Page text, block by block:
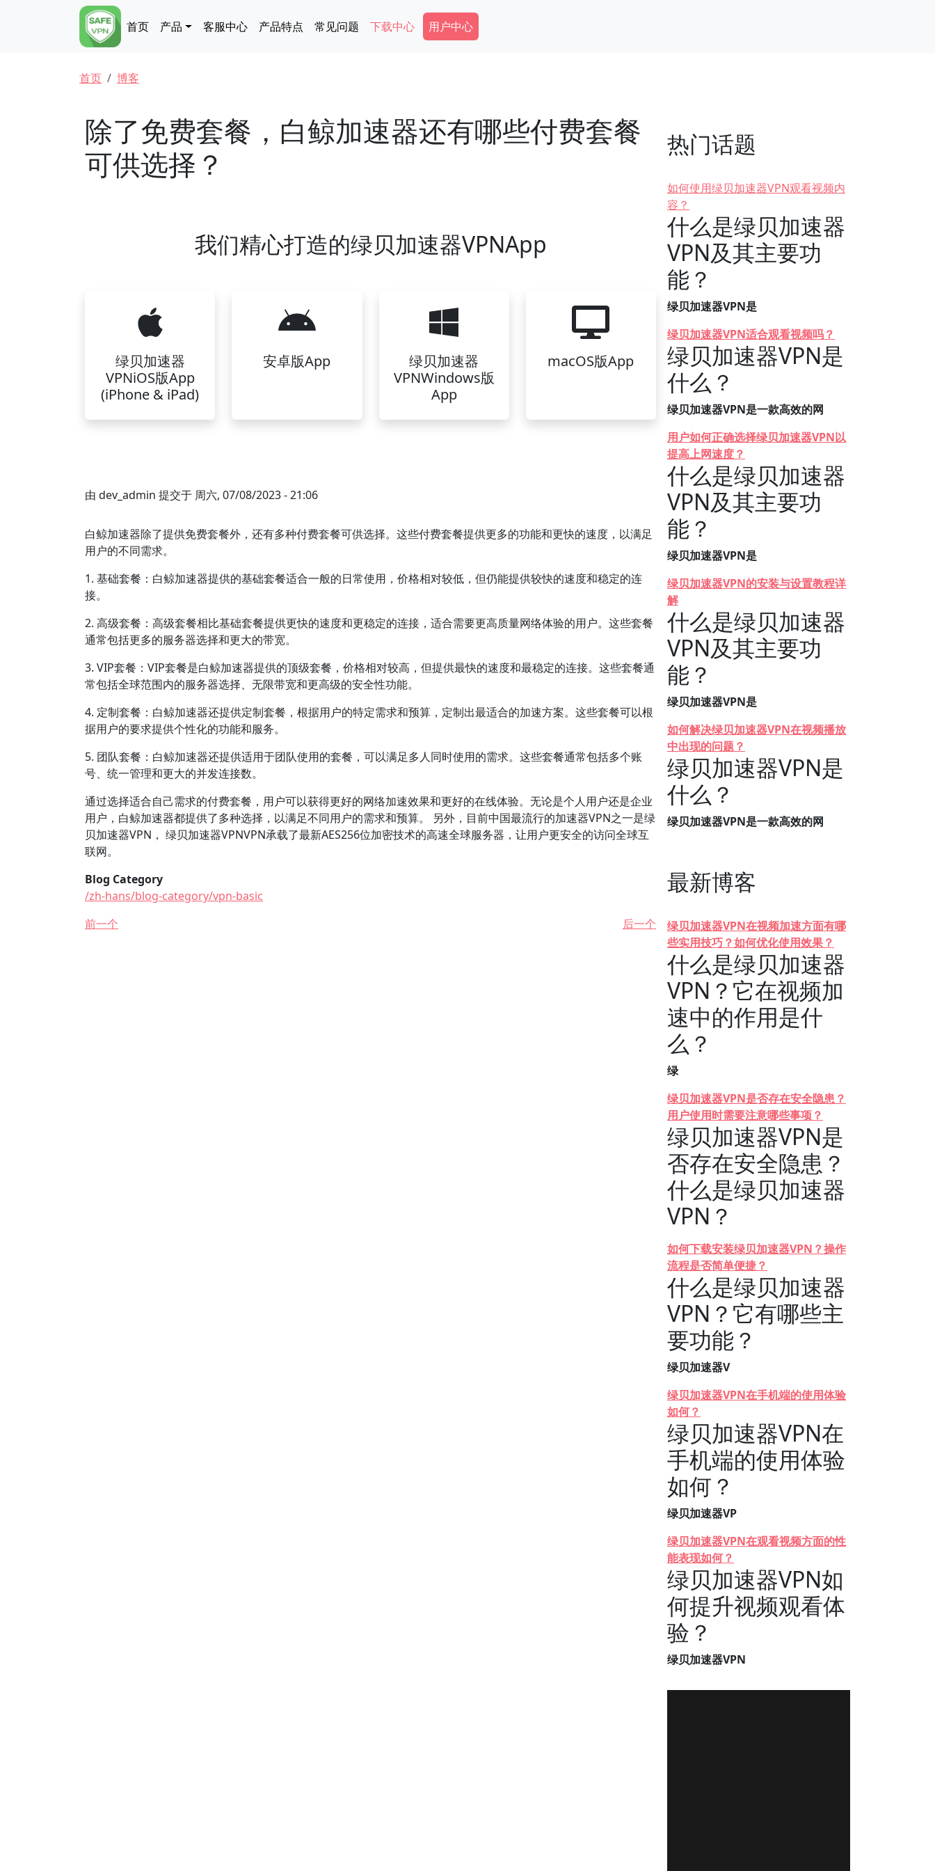
Main navigation
首页 产品 客服中心 产品特点 常见问题 下载中心 Secondary Menu
用户中心
面包屑
首页 博客
除了免费套餐，白鲸加速器还有哪些付费套餐
可供选择？
我们精心打造的绿贝加速器VPNApp
绿贝加速器
VPNiOS版App
(iPhone & iPad)
安卓版App
绿贝加速器
VPNWindows版
App
macOS版App
由 dev_admin 提交于 周六, 07/08/2023 - 21:06
白鲸加速器除了提供免费套餐外，还有多种付费套餐可供选择。这些付费套餐提供更多的功能和更快的速度，以满足
用户的不同需求。
1. 基础套餐：白鲸加速器提供的基础套餐适合一般的日常使用，价格相对较低，但仍能提供较快的速度和稳定的连
接。
2. 高级套餐：高级套餐相比基础套餐提供更快的速度和更稳定的连接，适合需要更高质量网络体验的用户。这些套餐
通常包括更多的服务器选择和更大的带宽。
3. VIP套餐：VIP套餐是白鲸加速器提供的顶级套餐，价格相对较高，但提供最快的速度和最稳定的连接。这些套餐通
常包括全球范围内的服务器选择、无限带宽和更高级的安全性功能。
4. 定制套餐：白鲸加速器还提供定制套餐，根据用户的特定需求和预算，定制出最适合的加速方案。这些套餐可以根
据用户的要求提供个性化的功能和服务。
5. 团队套餐：白鲸加速器还提供适用于团队使用的套餐，可以满足多人同时使用的需求。这些套餐通常包括多个账
号、统一管理和更大的并发连接数。
通过选择适合自己需求的付费套餐，用户可以获得更好的网络加速效果和更好的在线体验。无论是个人用户还是企业
用户，白鲸加速器都提供了多种选择，以满足不同用户的需求和预算。 另外，目前中国最流行的加速器VPN之一是绿
贝加速器VPN， 绿贝加速器VPNVPN承载了最新AES256位加密技术的高速全球服务器，让用户更安全的访问全球互
联网。
Blog Category
/zh-hans/blog-category/vpn-basic
前一个
后一个
热门话题
如何使用绿贝加速器VPN观看视频内
容？
什么是绿贝加速器
VPN及其主要功
能？
绿贝加速器VPN是
绿贝加速器VPN适合观看视频吗？
绿贝加速器VPN是
什么？
绿贝加速器VPN是一款高效的网
用户如何正确选择绿贝加速器VPN以
提高上网速度？
什么是绿贝加速器
VPN及其主要功
能？
绿贝加速器VPN是
绿贝加速器VPN的安装与设置教程详
解
什么是绿贝加速器
VPN及其主要功
能？
绿贝加速器VPN是
如何解决绿贝加速器VPN在视频播放
中出现的问题？
绿贝加速器VPN是
什么？
绿贝加速器VPN是一款高效的网
最新博客
绿贝加速器VPN在视频加速方面有哪
些实用技巧？如何优化使用效果？
什么是绿贝加速器
VPN？它在视频加
速中的作用是什
么？
绿
绿贝加速器VPN是否存在安全隐患？
用户使用时需要注意哪些事项？
绿贝加速器VPN是
否存在安全隐患？
什么是绿贝加速器
VPN？
如何下载安装绿贝加速器VPN？操作
流程是否简单便捷？
什么是绿贝加速器
VPN？它有哪些主
要功能？
绿贝加速器V
绿贝加速器VPN在手机端的使用体验
如何？
绿贝加速器VPN在
手机端的使用体验
如何？
绿贝加速器VP
绿贝加速器VPN在观看视频方面的性
能表现如何？
绿贝加速器VPN如
何提升视频观看体
验？
绿贝加速器VPN